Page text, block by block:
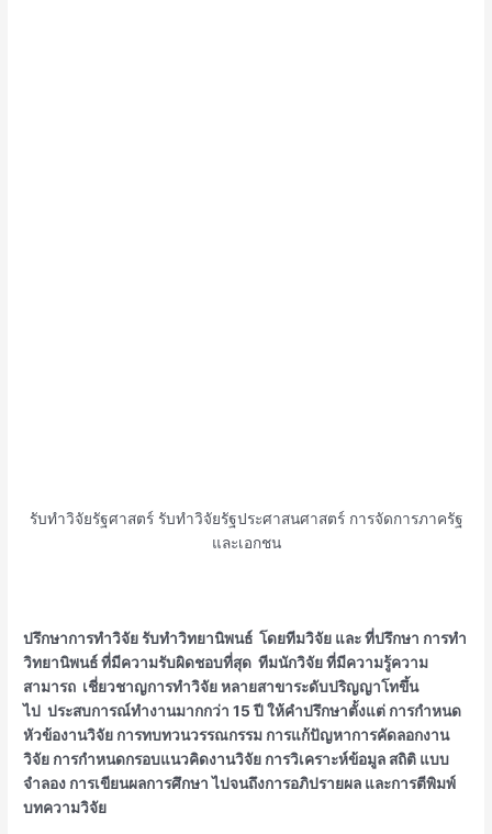
รับทำวิจัยรัฐศาสตร์ รับทำวิจัยรัฐประศาสนศาสตร์ การจัดการภาครัฐ
และเอกชน
ปรึกษาการทำวิจัย รับทำวิทยานิพนธ์ โดยทีมวิจัย และ ที่ปรึกษา การทำ
วิทยานิพนธ์ ที่มีความรับผิดชอบที่สุดทีมนักวิจัย ที่มีความรู้ความ
สามารถ เชี่ยวชาญการทำวิจัย หลายสาขาระดับปริญญาโทขึ้น
ไปประสบการณ์ทำงานมากกว่า 15 ปี ให้คำปรึกษาตั้งแต่ การกำหนด
หัวข้องานวิจัย การทบทวนวรรณกรรม การแก้ปัญหาการคัดลอกงาน
วิจัย การกำหนดกรอบแนวคิดงานวิจัย การวิเคราะห์ข้อมูล สถิติ แบบ
จำลอง การเขียนผลการศึกษา ไปจนถึงการอภิปรายผล และการตีพิมพ์
บทความวิจัย